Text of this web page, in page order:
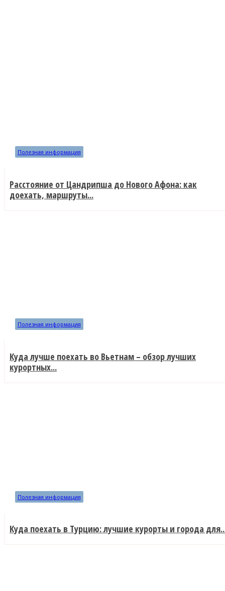
Полезная информация
Расстояние от Цандрипша до Нового Афона: как
доехать, маршруты...
Полезная информация
Куда лучше поехать во Вьетнам – обзор лучших
курортных...
Полезная информация
Куда поехать в Турцию: лучшие курорты и города